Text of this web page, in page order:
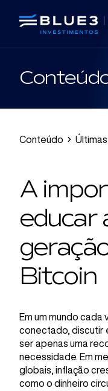
Conteúdo
A
educar
Bitcoin
Em um mundo
conectado, discutir
ser apenas uma
necessidade. Em
globais, inflação
como o dinheiro